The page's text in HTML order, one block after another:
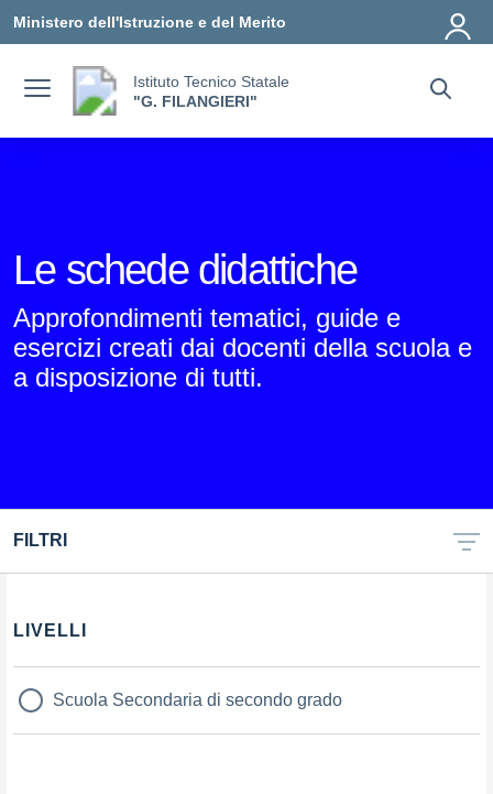
Ministero dell'Istruzione e del Merito
Istituto Tecnico Statale
"G. FILANGIERI"
Le schede didattiche
Approfondimenti tematici, guide e
esercizi creati dai docenti della scuola e
a disposizione di tutti.
FILTRI
LIVELLI
Scuola Secondaria di secondo grado